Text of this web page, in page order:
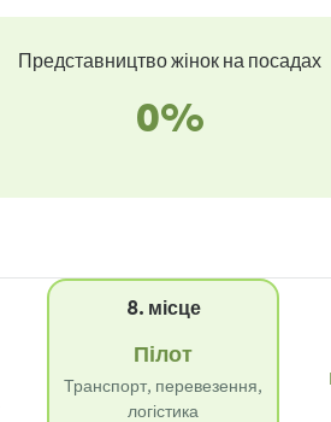
Представництво жінок на посадах
0%
8. місце
Пілот
Транспорт, перевезення,
логістика